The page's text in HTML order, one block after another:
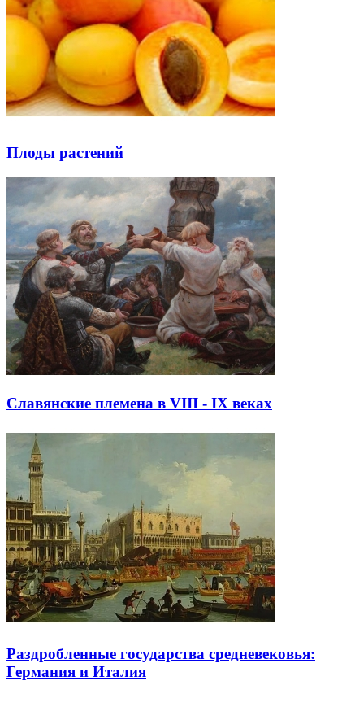
Плоды растений
Славянские племена в VIII - IX веках
Раздробленные государства средневековья:
Германия и Италия